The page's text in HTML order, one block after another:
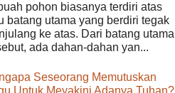
pohon biasanya terdiri atas
batang utama yang berdiri tegak
ke atas. Dari batang utama
ada dahan-dahan yan...
Seseorang Memutuskan
Untuk Meyakini Adanya Tuhan?